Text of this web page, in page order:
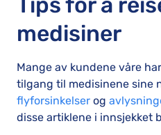
medisiner
Mange av kundene våre
tilgang til medisinene sine
flyforsinkelser og
disse artiklene i innsjekket